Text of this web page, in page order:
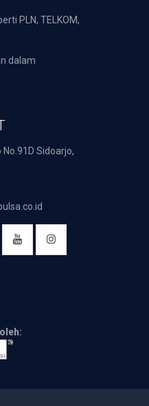
PLN, TELKOM,
dalam
Sidoarjo,